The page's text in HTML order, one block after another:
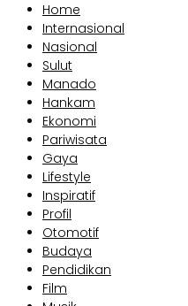
Home
Internasional
Nasional
Sulut
Manado
Hankam
Ekonomi
Pariwisata
Gaya
Lifestyle
Inspiratif
Profil
Otomotif
Budaya
Pendidikan
Film